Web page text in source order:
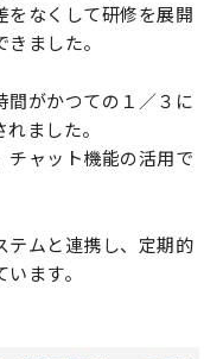
をなくして研修を展開
ました。
間がかつての１／３に
ました。
チャット機能の活用で
テムと連携し、定期的
ます。